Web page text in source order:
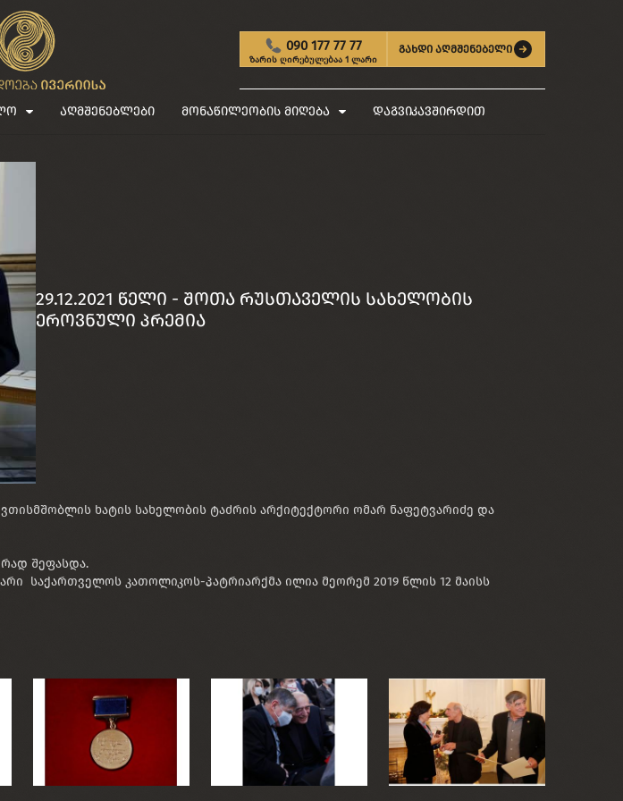
090 177 77 77
ზარის ღირებულებაა 1 ლარი
გახდი აღმშენებელი
აღმშენებლები მონაწილეობის მიღება დაგვიკავშირდით
29.12.2021 წელი - შოთა რუსთაველის სახელობის
ეროვნული პრემია
ხატის სახელობის ტაძრის არქიტექტორი ომარ ნაფეტვარიძე და
შეფასდა.
საქართველოს კათოლიკოს-პატრიარქმა ილია მეორემ 2019 წლის 12 მაისს